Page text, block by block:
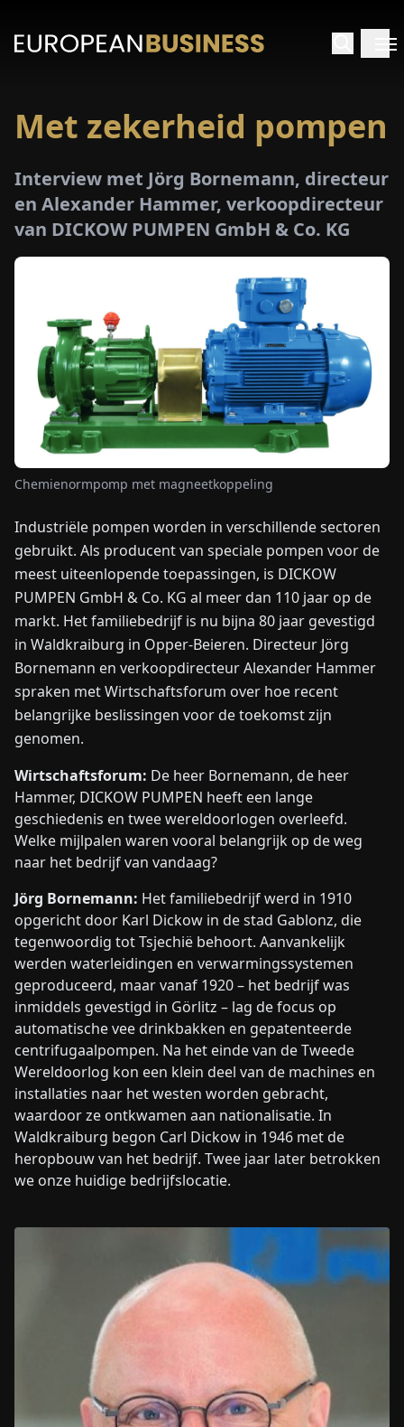
ONS
ENDE FRESITNLPLHU
NEEM
OP
Met zekerheid pompen
Interview met Jörg Bornemann, directeur
en Alexander Hammer, verkoopdirecteur
van DICKOW PUMPEN GmbH & Co. KG
Chemienormpomp met magneetkoppeling
Industriële pompen worden in verschillende sectoren
gebruikt. Als producent van speciale pompen voor de
meest uiteenlopende toepassingen, is DICKOW
PUMPEN GmbH & Co. KG al meer dan 110 jaar op de
markt. Het familiebedrijf is nu bijna 80 jaar gevestigd
in Waldkraiburg in Opper-Beieren. Directeur Jörg
Bornemann en verkoopdirecteur Alexander Hammer
spraken met Wirtschaftsforum over hoe recent
belangrijke beslissingen voor de toekomst zijn
genomen.
Wirtschaftsforum: De heer Bornemann, de heer
Hammer, DICKOW PUMPEN heeft een lange
geschiedenis en twee wereldoorlogen overleefd.
Welke mijlpalen waren vooral belangrijk op de weg
naar het bedrijf van vandaag?
Jörg Bornemann: Het familiebedrijf werd in 1910
opgericht door Karl Dickow in de stad Gablonz, die
tegenwoordig tot Tsjechië behoort. Aanvankelijk
werden waterleidingen en verwarmingssystemen
geproduceerd, maar vanaf 1920 – het bedrijf was
inmiddels gevestigd in Görlitz – lag de focus op
automatische vee drinkbakken en gepatenteerde
centrifugaalpompen. Na het einde van de Tweede
Wereldoorlog kon een klein deel van de machines en
installaties naar het westen worden gebracht,
waardoor ze ontkwamen aan nationalisatie. In
Waldkraiburg begon Carl Dickow in 1946 met de
heropbouw van het bedrijf. Twee jaar later betrokken
we onze huidige bedrijfslocatie.